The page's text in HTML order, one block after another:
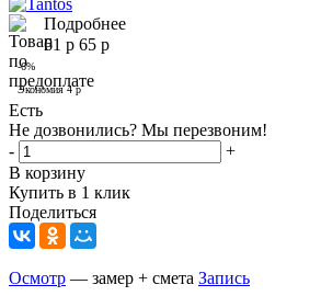
Подробнее
61 р 65 р
-6%
Экономия4р
Есть
Не дозвонились? Мы перезвоним!
-
+
В корзину
Купить в 1 клик
Поделиться
Осмотр — замер + смета Запись